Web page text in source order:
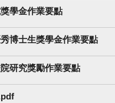
學金作業要點
博士生獎學金作業要點
研究獎勵作業要點